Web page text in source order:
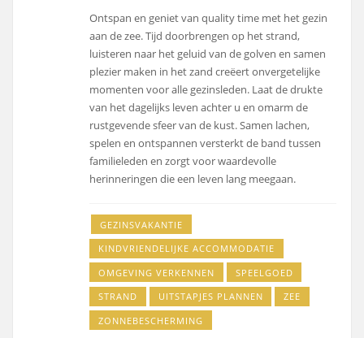
Ontspan en geniet van quality time met het gezin
aan de zee. Tijd doorbrengen op het strand,
luisteren naar het geluid van de golven en samen
plezier maken in het zand creëert onvergetelijke
momenten voor alle gezinsleden. Laat de drukte
van het dagelijks leven achter u en omarm de
rustgevende sfeer van de kust. Samen lachen,
spelen en ontspannen versterkt de band tussen
familieleden en zorgt voor waardevolle
herinneringen die een leven lang meegaan.
GEZINSVAKANTIE
KINDVRIENDELIJKE ACCOMMODATIE
OMGEVING VERKENNEN
SPEELGOED
STRAND
UITSTAPJES PLANNEN
ZEE
ZONNEBESCHERMING